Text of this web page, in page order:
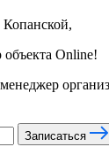
Online!
Записаться